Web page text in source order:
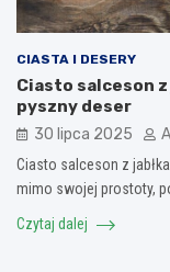
CIASTA I DESERY
Ciasto salceson
pyszny deser
30 lipca 2025
Ciasto salceson z
mimo swojej prostoty,
Czytaj dalej